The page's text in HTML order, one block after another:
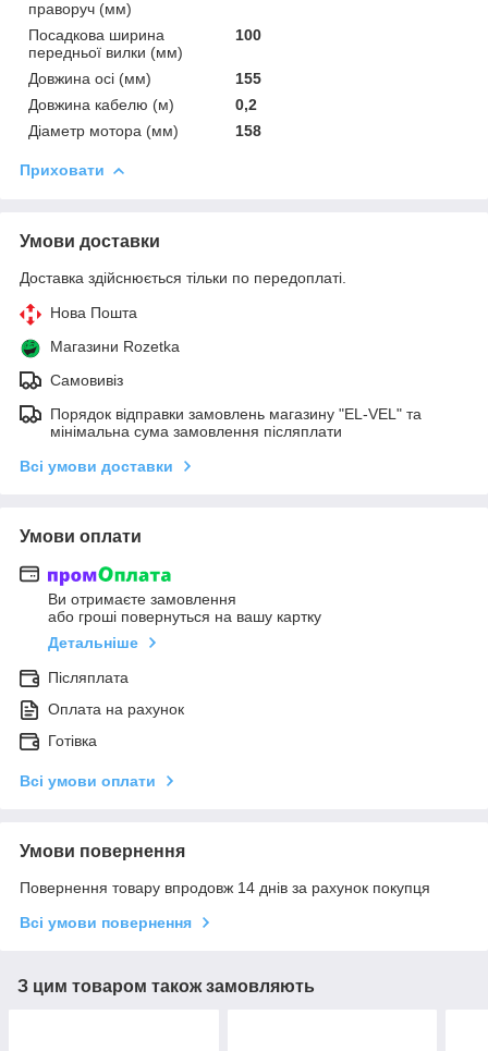
праворуч (мм)
Посадкова ширина
передньої вилки (мм)
100
Довжина осі (мм)
155
Довжина кабелю (м)
0,2
Діаметр мотора (мм)
158
Приховати
Умови доставки
Доставка здійснюється тільки по передоплаті.
Нова Пошта
Магазини Rozetka
Самовивіз
Порядок відправки замовлень магазину "EL-VEL" та
мінімальна сума замовлення післяплати
Всі умови доставки
Умови оплати
Ви отримаєте замовлення
або гроші повернуться на вашу картку
Детальніше
Післяплата
Оплата на рахунок
Готівка
Всі умови оплати
Умови повернення
Повернення товару впродовж 14 днів за рахунок покупця
Всі умови повернення
З цим товаром також замовляють